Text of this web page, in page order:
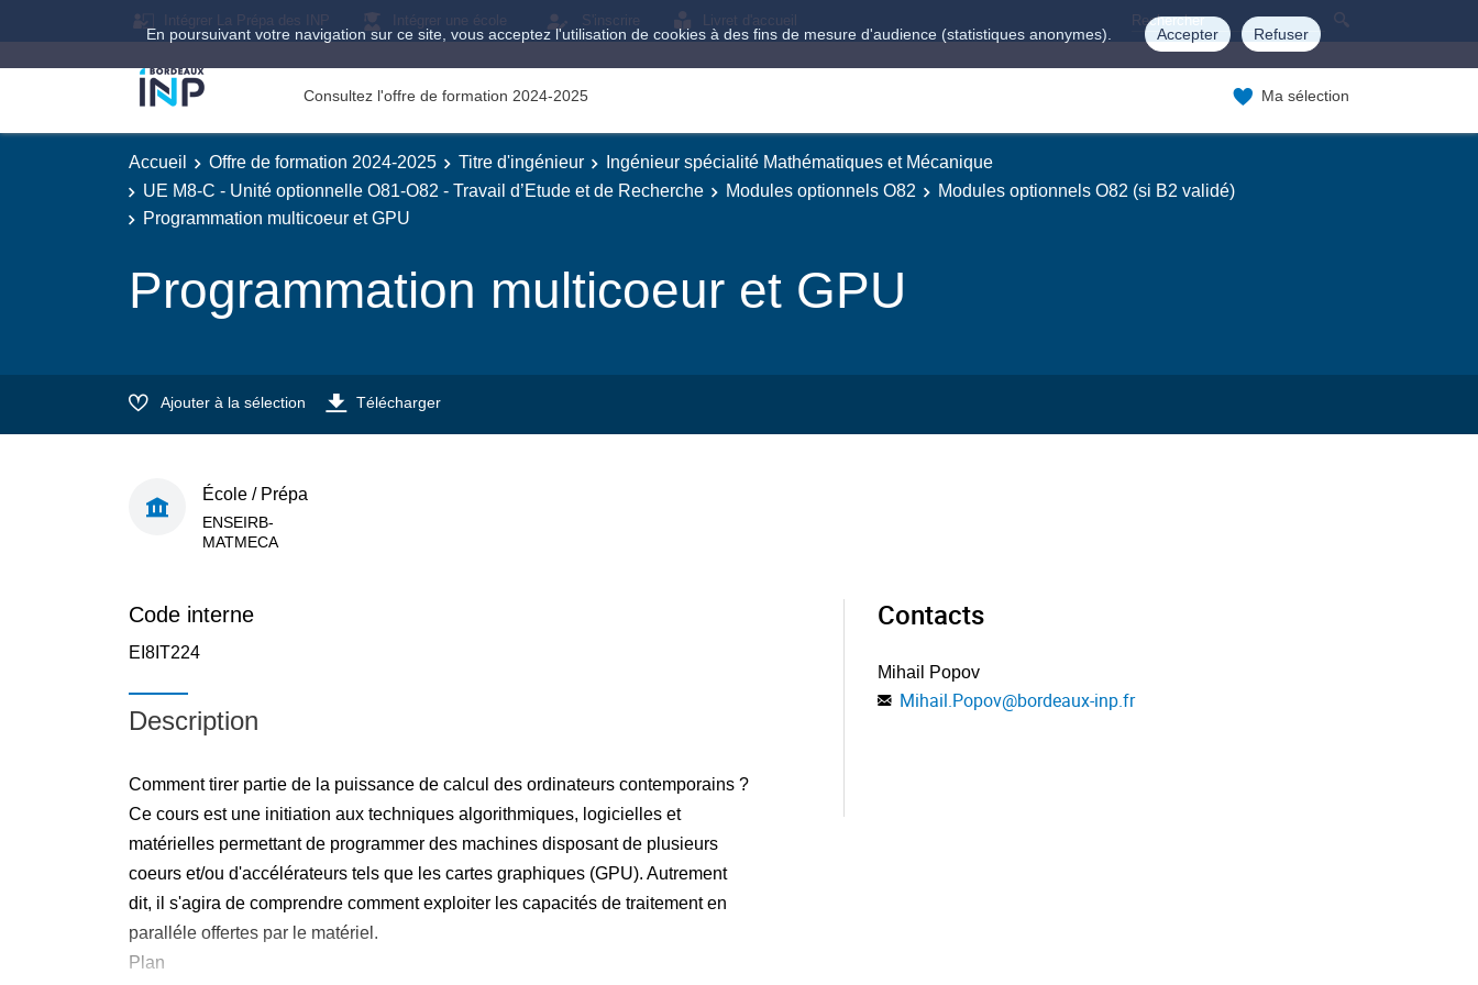
En poursuivant votre navigation sur ce site, vous acceptez l'utilisation de cookies à des fins de mesure d'audience (statistiques anonymes). Accepter Refuser
Intégrer La Prépa des INP Intégrer une école S'inscrire Livret d'accueil
Consultez l'offre de formation 2024-2025 Ma sélection
Accueil Offre de formation 2024-2025 Titre d'ingénieur
Ingénieur spécialité Mathématiques et Mécanique
UE M8-C - Unité optionnelle O81-O82 - Travail d’Etude et de Recherche
Modules optionnels O82
Modules optionnels O82 (si B2 validé)
Programmation multicoeur et GPU
Programmation multicoeur et GPU
Ajouter à la sélection Télécharger
École / Prépa
ENSEIRB-
MATMECA
Code interne
EI8IT224
Description
Comment tirer partie de la puissance de calcul des ordinateurs contemporains ?
Ce cours est une initiation aux techniques algorithmiques, logicielles et
matérielles permettant de programmer des machines disposant de plusieurs
coeurs et/ou d'accélérateurs tels que les cartes graphiques (GPU). Autrement
dit, il s'agira de comprendre comment exploiter les capacités de traitement en
paralléle offertes par le matériel.
Plan
Contacts
Mihail Popov
Mihail.Popov@bordeaux-inp.fr